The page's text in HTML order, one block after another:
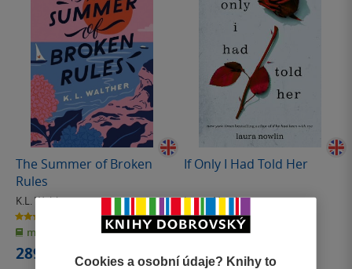
The Summer of Broken
Rules
K.L. Walther
4.3
z
5
hvězdiček
měkká vazba
289 Kč
If Only I Had Told Her
Laura Nowlin
4.1
z
5 měkká vazba
299 Kč
Cookies a osobní údaje? Knihy to